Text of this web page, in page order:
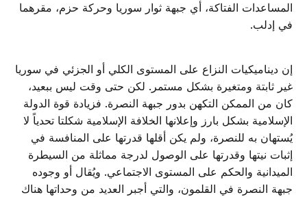
المساعدات الفتاكة، أي جبهة ثوار سوريا وحركة حزم، مقرهما
في إدلب.
إن ديناميكيات النزاع على المستوى الكلي أو الجزئي في سوريا
غير ثابتة ومتغيرة بشكل مستمر. لكن حتى وقت ليس ببعيد،
كان من الممكن التكهن بدور جبهة النصرة. فزيادة قوة الدولة
الإسلامية بشكل بارز وإعلانها الخلافة الإسلامية شكلتا تحدياً لا
يُستهان به للنصرة، ولم يكن أقلها قدرتها على المنافسة في
إثبات نيتها وقدرتها على الوصول لدرجة مماثلة من السيطرة
الميدانية والحكم على المستوى الاجتماعي. ويُقال أو وجوده
جبهة النصرة في القلمون، والتي أجبر العديد من وحداتها هناك